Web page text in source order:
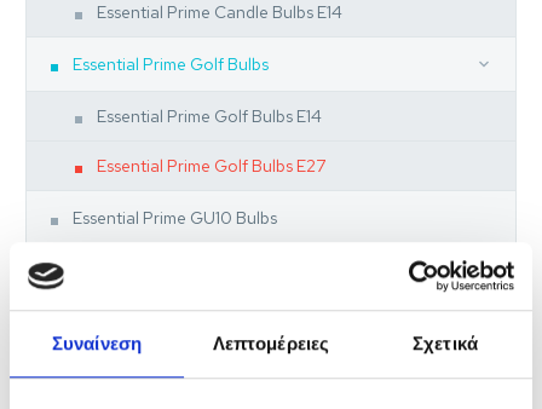
Συναίνεση Λεπτομέρειες Σχετικά
Essential Prime Candle Bulbs E14
Essential Prime Golf Bulbs
Essential Prime Golf Bulbs E14
Essential Prime Golf Bulbs E27
Essential Prime GU10 Bulbs
FILAMENT SERIES